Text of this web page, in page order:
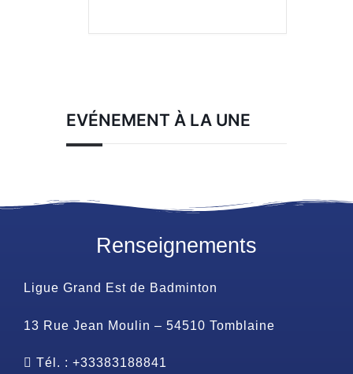
EVÉNEMENT À LA UNE
Renseignements
Ligue Grand Est de Badminton
13 Rue Jean Moulin – 54510 Tomblaine
Tél. : +33383188841